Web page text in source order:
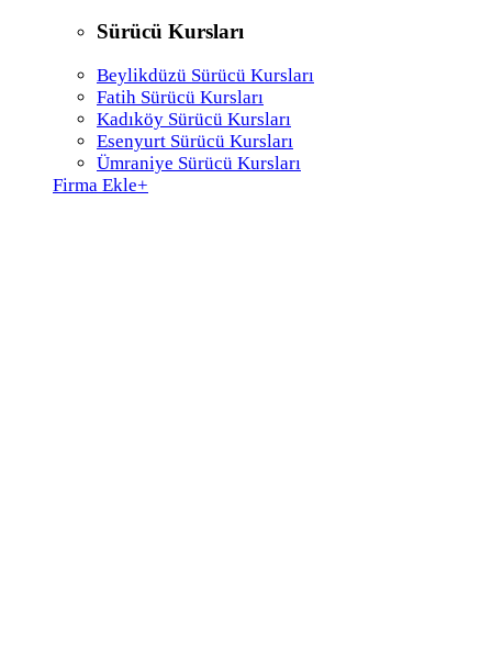
Sürücü Kursları
Beylikdüzü Sürücü Kursları
Fatih Sürücü Kursları
Kadıköy Sürücü Kursları
Esenyurt Sürücü Kursları
Ümraniye Sürücü Kursları
Firma Ekle+